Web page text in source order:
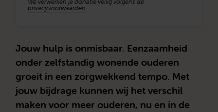
We verwerken je donatie veilig volgens de
privacyvoorwaarden.
Jouw hulp is onmisbaar. Eenzaamheid
onder zelfstandig wonende ouderen
groeit in een zorgwekkend tempo. Met
jouw bijdrage kunnen wij het verschil
maken voor meer ouderen, nu en in de